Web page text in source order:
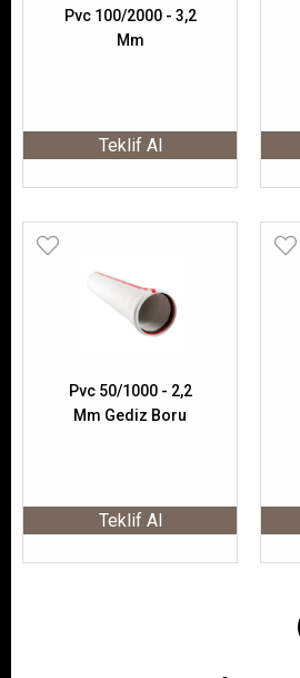
Pvc 100/2000 - 3,2
Mm
Teklif Al
Pvc 50/1000 - 2,2
Mm Gediz Boru
Teklif Al